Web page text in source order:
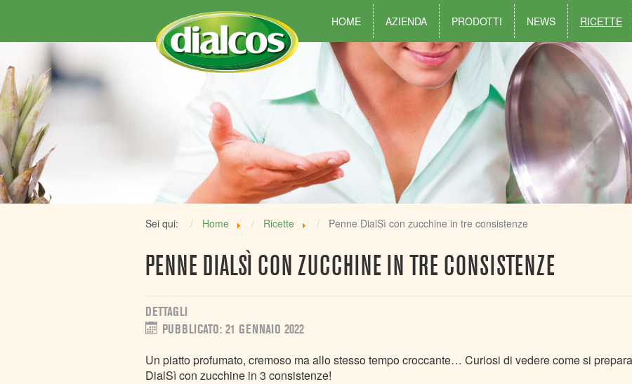
HOME AZIENDA PRODOTTI NEWS RICETTE
Sei qui: Home Ricette Penne DialSì con zucchine in tre consistenze
PENNE DIALSÌ CON ZUCCHINE IN TRE CONSISTENZE
DETTAGLI
PUBBLICATO: 21 GENNAIO 2022
Un piatto profumato, cremoso ma allo stesso tempo croccante… Curiosi di vedere come si
DialSì con zucchine in 3 consistenze!